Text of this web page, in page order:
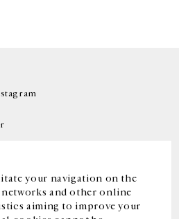
your navigation on the
and other online
aiming to improve your